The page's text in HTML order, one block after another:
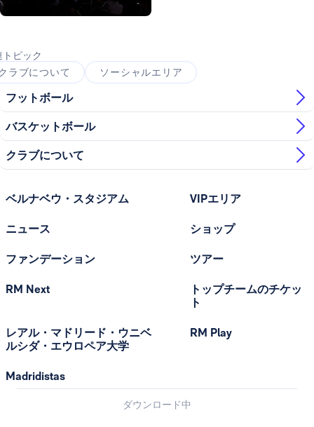
トピック
ラブについて
ソーシャルエリア
フットボール
バスケットボール
クラブについて
ベルナベウ・スタジアム
ニュース
ファンデーション
RM Next
レアル・マドリード・ウニベ
ルシダ・エウロペア大学
Madridistas
VIPエリア
ショップ
ツアー
トップチームのチケッ
ト
RM Play
ダウンロード中